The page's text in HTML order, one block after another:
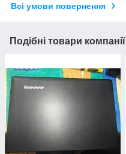
Всі умови повернення
Подібні товари компанії